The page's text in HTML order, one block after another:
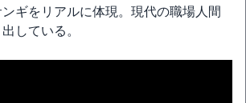
ギをリアルに体現。現代の職場人間
している。